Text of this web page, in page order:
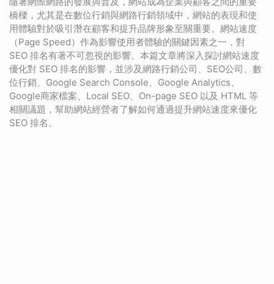
橋樑，尤其是在數位行銷與網路行銷領域中，網站的表現和使
用體驗對於吸引潛在顧客和提升品牌形象至關重要。網站速度
（Page Speed）作為影響使用者體驗的關鍵因素之一，對
SEO 排名有著不可忽視的影響。本篇文章將深入探討網站速度
優化對 SEO 排名的影響，並涉及網路行銷公司、SEO公司、數
位行銷、Google Search Console、Google Analytics、
Google商家檔案、Local SEO、On-page SEO 以及 HTML 等
相關議題，幫助網站經營者了解如何通過提升網站速度來優化
SEO 排名。